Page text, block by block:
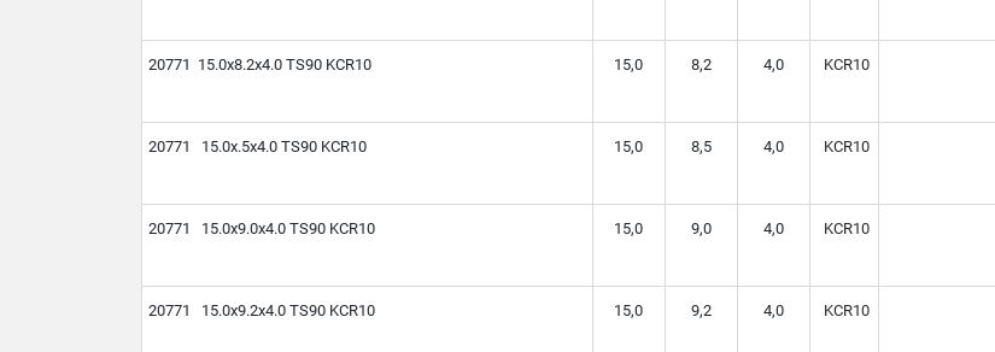
20771 15.0х8.2х4.0 TS90 KCR10 15,0 8,2 4,0 KCR10
20771 15.0х.5х4.0 TS90 KCR10 15,0 8,5 4,0 KCR10
20771 15.0х9.0х4.0 TS90 KCR10 15,0 9,0 4,0 KCR10
20771 15.0х9.2х4.0 TS90 KCR10 15,0 9,2 4,0 KCR10